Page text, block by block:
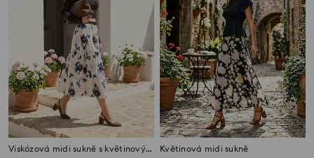
Viskózová midi sukně s květinovým vzorem a páskem Květinová midi sukně